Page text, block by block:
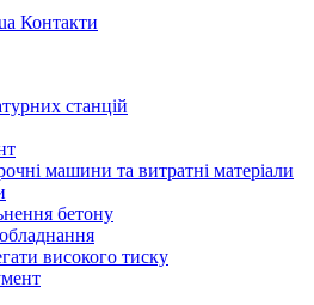
Контакти
станцій
машини та витратні матеріали
бетону
високого тиску